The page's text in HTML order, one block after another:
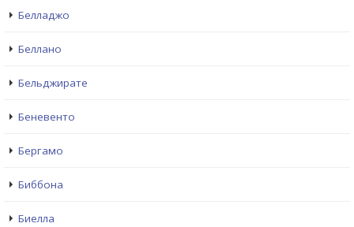
Белладжо
Беллано
Бельджирате
Беневенто
Бергамо
Биббона
Биелла